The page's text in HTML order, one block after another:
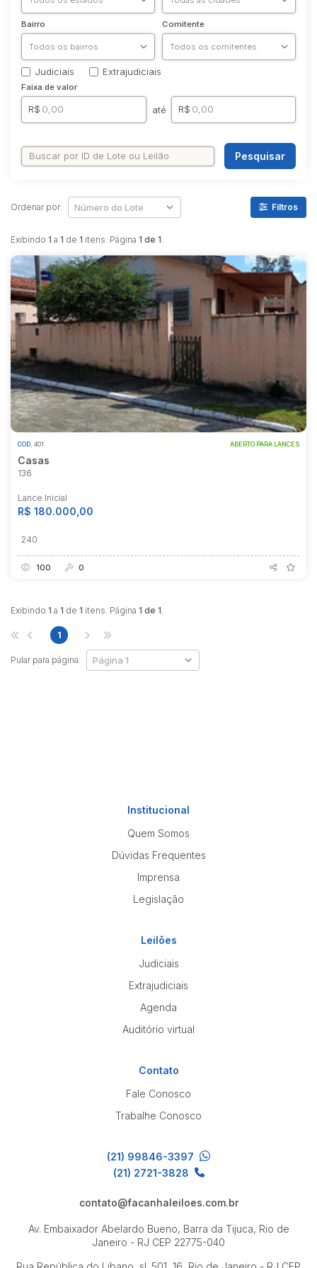
Bairro Comitente
Judiciais Extrajudiciais
Faixa de valor
R$ até R$
Pesquisar
Exibindo 1 a 1 de 1 itens. Página 1 de 1.
Ordenar por: Filtros
COD. 401 ABERTO PARA LANCES
Casas
136
Lance Inicial
R$ 180.000,00
240
100 0
Exibindo 1 a 1 de 1 itens. Página 1 de 1.
Pular para página:
1
Institucional
Quem Somos
Dúvidas Frequentes
Imprensa
Legislação
Leilões
Judiciais
Extrajudiciais
Agenda
Auditório virtual
Contato
Fale Conosco
Trabalhe Conosco
(21) 99846-3397
(21) 2721-3828
contato@facanhaleiloes.com.br
Av. Embaixador Abelardo Bueno, Barra da Tijuca, Rio de
Janeiro - RJ CEP 22775-040